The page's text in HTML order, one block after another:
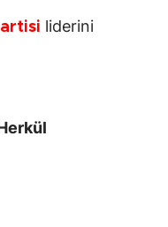
liderini